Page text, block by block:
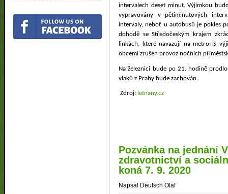
intervalech deset minut. Výjimkou
vypravovány v pětiminutových
intervaly, neboť u autobusů je pokles
dohodě se Středočeským krajem
linkách, které navazují na metro. S
obcemi zrušen provoz nočních
Na železnici bude po 21. hodině
vlaků z Prahy bude zachován.
Zdroj: letnany.cz
Pozvánka na jednání
zdravotnictví a
koná 7. 9. 2020
Napsal Deutsch Olaf